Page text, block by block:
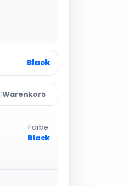
Black
Warenkorb
Farbe:
Black